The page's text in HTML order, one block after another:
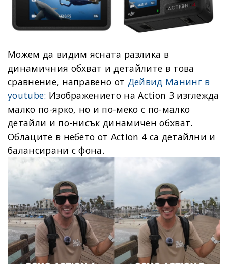
Можем да видим ясната разлика в
динамичния обхват и детайлите в това
сравнение, направено от Дейвид Манинг в
youtube: Изображението на Action 3 изглежда
малко по-ярко, но и по-меко с по-малко
детайли и по-нисък динамичен обхват.
Облаците в небето от Action 4 са детайлни и
балансирани с фона.